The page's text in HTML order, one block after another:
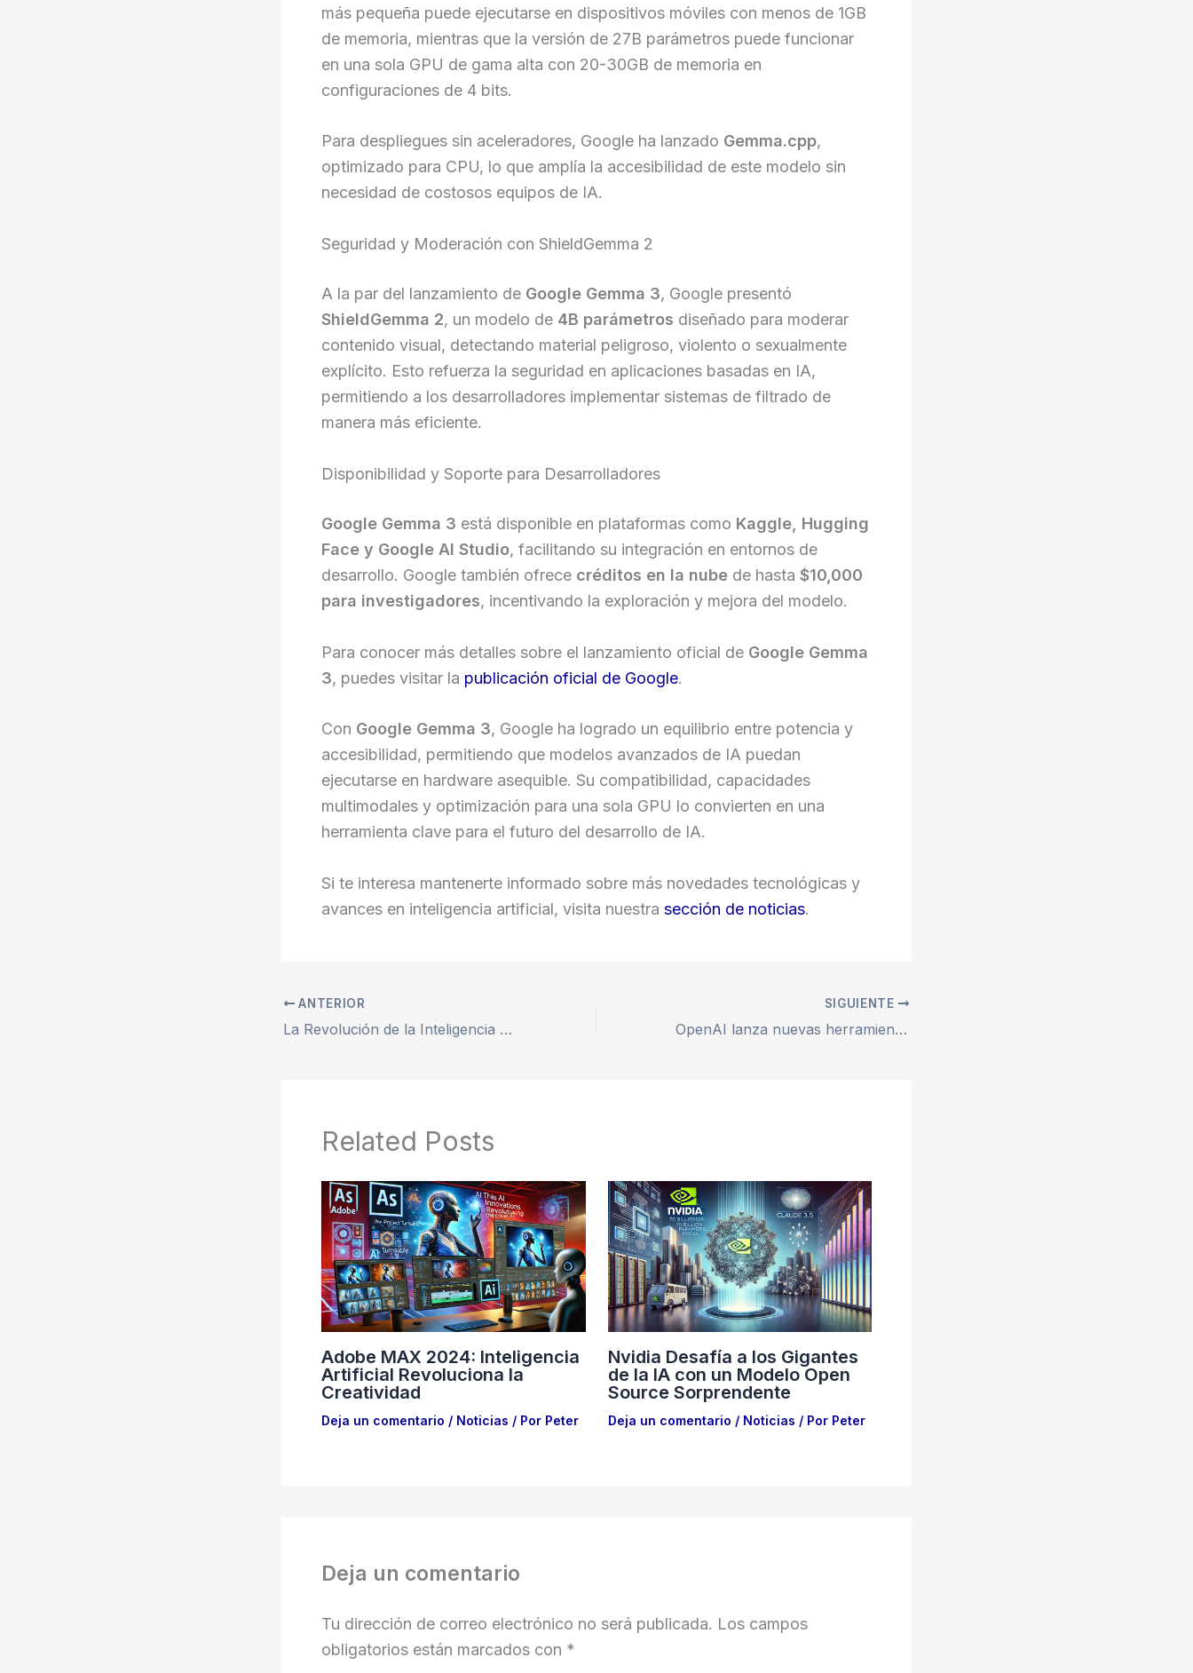
más pequeña puede ejecutarse en dispositivos móviles con menos de 1GB
de memoria, mientras que la versión de 27B parámetros puede funcionar
en una sola GPU de gama alta con 20-30GB de memoria en
configuraciones de 4 bits.
Para despliegues sin aceleradores, Google ha lanzado Gemma.cpp,
optimizado para CPU, lo que amplía la accesibilidad de este modelo sin
necesidad de costosos equipos de IA.
Seguridad y Moderación con ShieldGemma 2
A la par del lanzamiento de Google Gemma 3, Google presentó
ShieldGemma 2, un modelo de 4B parámetros diseñado para moderar
contenido visual, detectando material peligroso, violento o sexualmente
explícito. Esto refuerza la seguridad en aplicaciones basadas en IA,
permitiendo a los desarrolladores implementar sistemas de filtrado de
manera más eficiente.
Disponibilidad y Soporte para Desarrolladores
Google Gemma 3 está disponible en plataformas como Kaggle, Hugging
Face y Google AI Studio, facilitando su integración en entornos de
desarrollo. Google también ofrece créditos en la nube de hasta $10,000
para investigadores, incentivando la exploración y mejora del modelo.
Para conocer más detalles sobre el lanzamiento oficial de Google Gemma
3, puedes visitar la publicación oficial de Google.
Con Google Gemma 3, Google ha logrado un equilibrio entre potencia y
accesibilidad, permitiendo que modelos avanzados de IA puedan
ejecutarse en hardware asequible. Su compatibilidad, capacidades
multimodales y optimización para una sola GPU lo convierten en una
herramienta clave para el futuro del desarrollo de IA.
Si te interesa mantenerte informado sobre más novedades tecnológicas y
avances en inteligencia artificial, visita nuestra sección de noticias.
ANTERIOR
La Revolución de la Inteligencia Artificial en Materiales: Un Hito en la Ingeniería de Materiales
SIGUIENTE
OpenAI lanza nuevas herramientas para la creación de agentes de IA
Related Posts
Adobe MAX 2024: Inteligencia
Artificial Revoluciona la
Creatividad
Deja un comentario / Noticias / Por Peter
Nvidia Desafía a los Gigantes
de la IA con un Modelo Open
Source Sorprendente
Deja un comentario / Noticias / Por Peter
Deja un comentario
Tu dirección de correo electrónico no será publicada. Los campos
obligatorios están marcados con *